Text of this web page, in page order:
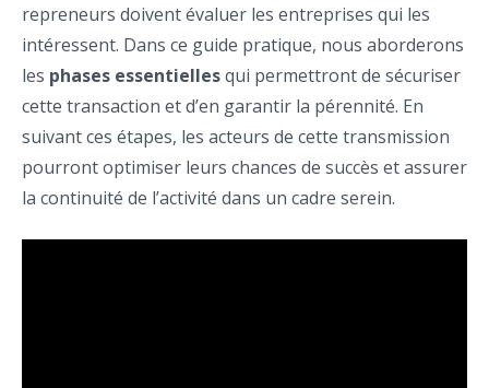
repreneurs doivent évaluer les entreprises qui les
intéressent. Dans ce guide pratique, nous aborderons
les phases essentiellesqui permettront de sécuriser
cette transaction et d’en garantir la pérennité. En
suivant ces étapes, les acteurs de cette transmission
pourront optimiser leurs chances de succès et assurer
la continuité de l’activité dans un cadre serein.